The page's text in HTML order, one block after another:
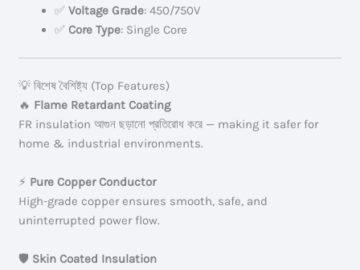
✅Voltage Grade: 450/750V
✅ Core Type: Single Core
💡 বিশেষ বৈশিষ্ট্য (Top Features)
🔥 Flame Retardant Coating
FR insulation আগুন ছড়ানো প্রতিরোধ করে — making it safer for
home & industrial environments.
⚡ Pure Copper Conductor
High-grade copper ensures smooth, safe, and
uninterrupted power flow.
🛡️ Skin Coated Insulation